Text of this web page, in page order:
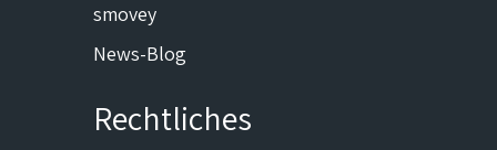
smovey
News-Blog
Rechtliches